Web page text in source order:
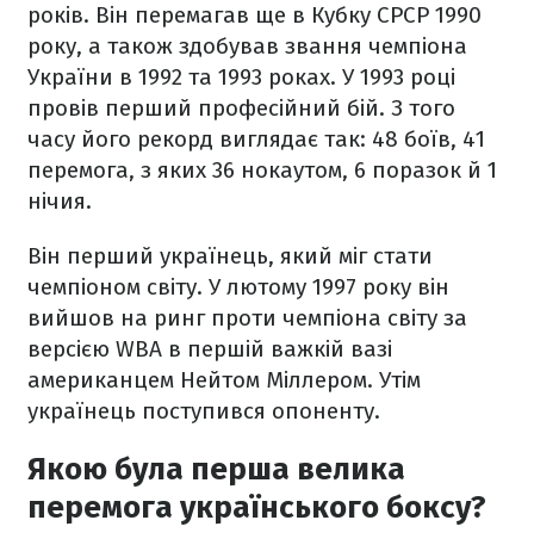
років. Він перемагав ще в Кубку СРСР 1990
року, а також здобував звання чемпіона
України в 1992 та 1993 роках. У 1993 році
провів перший професійний бій. З того
часу його рекорд виглядає так: 48 боїв, 41
перемога, з яких 36 нокаутом, 6 поразок й 1
нічия.
Він перший українець, який міг стати
чемпіоном світу. У лютому 1997 року він
вийшов на ринг проти чемпіона світу за
версією WBA в першій важкій вазі
американцем Нейтом Міллером. Утім
українець поступився опоненту.
Якою була перша велика
перемога українського боксу?